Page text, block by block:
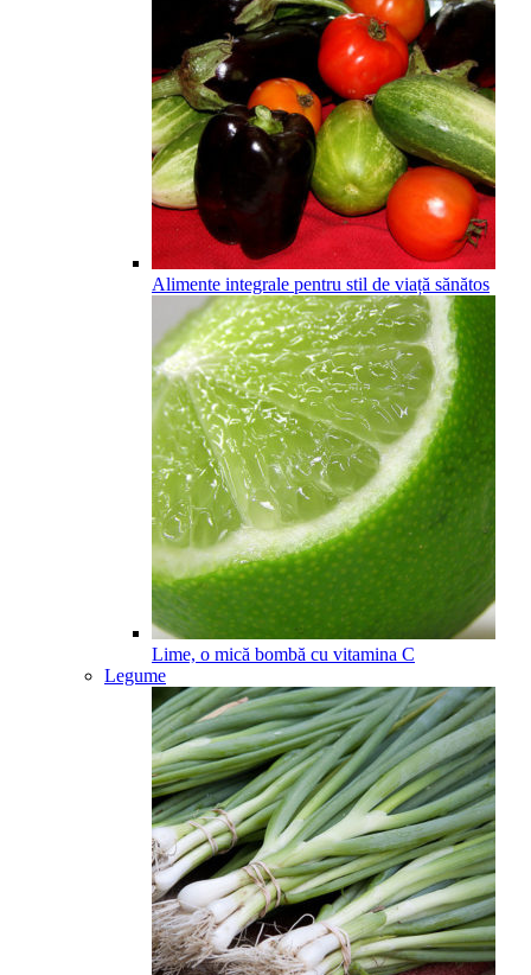
Alimente integrale pentru stil de viață sănătos
Lime, o mică bombă cu vitamina C
Legume